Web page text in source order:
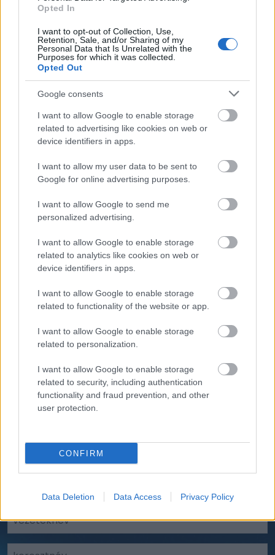
Opted In
I want to opt-out of Collection, Use,
Retention, Sale, and/or Sharing of my
Personal Data that Is Unrelated with the
Purposes for which it was collected.
Opted Out
Google consents
I want to allow Google to enable storage
related to advertising like cookies on web or
device identifiers in apps.
I want to allow my user data to be sent to
Google for online advertising purposes.
I want to allow Google to send me
personalized advertising.
I want to allow Google to enable storage
related to analytics like cookies on web or
device identifiers in apps.
I want to allow Google to enable storage
related to functionality of the website or app.
I want to allow Google to enable storage
related to personalization.
I want to allow Google to enable storage
related to security, including authentication
functionality and fraud prevention, and other
user protection.
CONFIRM
Data Deletion Data Access Privacy Policy
A tökéletes élményért töltsd le az IndaEvents
rendezvényről és az azokhoz kapcsolódó minden
fontos információról! Csak néhány kattintás, hogy a
legtöbbet hozhasd ki a kiválasztott rendezvényből.
Csatlakozz a Totalcar
Klubhoz!
Értesülj a Totalcar Klub legfrissebb híreiről,
eseményeiről!